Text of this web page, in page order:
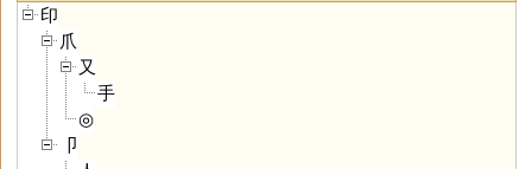
印
爪
又
手
◎
卩